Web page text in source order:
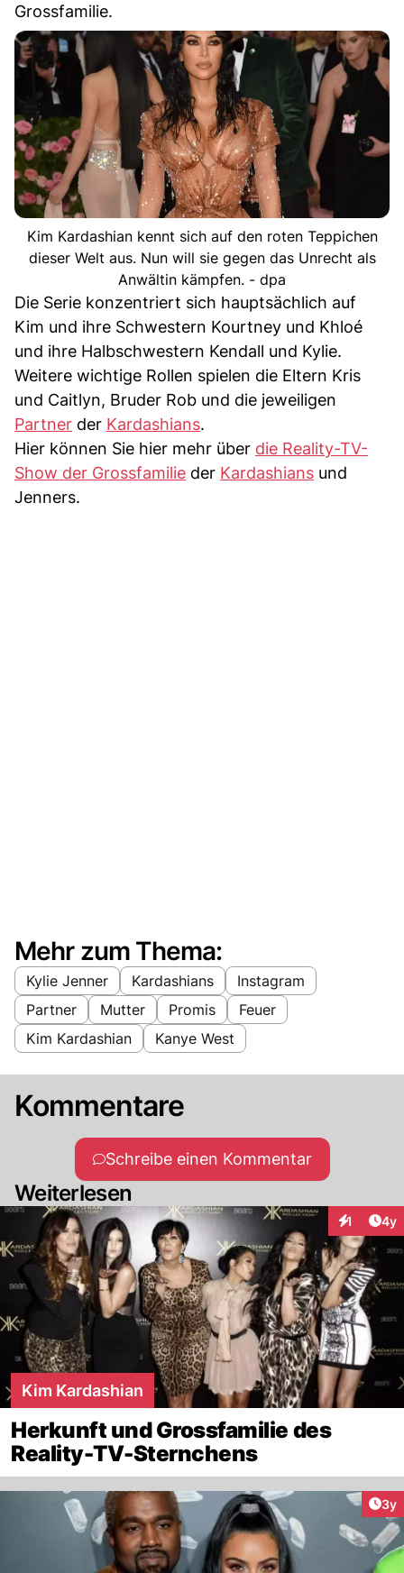
Grossfamilie.
Kim Kardashian kennt sich auf den roten Teppichen
dieser Welt aus. Nun will sie gegen das Unrecht als
Anwältin kämpfen. - dpa
Die Serie konzentriert sich hauptsächlich auf
Kim und ihre Schwestern Kourtney und Khloé
und ihre Halbschwestern Kendall und Kylie.
Weitere wichtige Rollen spielen die Eltern Kris
und Caitlyn, Bruder Rob und die jeweiligen
Partner der Kardashians.
Hier können Sie hier mehr über die Reality-TV-
Show der Grossfamilie der Kardashians und
Jenners.
Mehr zum Thema:
Kylie Jenner Kardashians
Instagram
Partner
Mutter Promis
Feuer
Kim Kardashian
Kanye West
Kommentare
Schreibe einen Kommentar
Weiterlesen
1 4y
Kim Kardashian
Herkunft und Grossfamilie des
Reality-TV-Sternchens
3y